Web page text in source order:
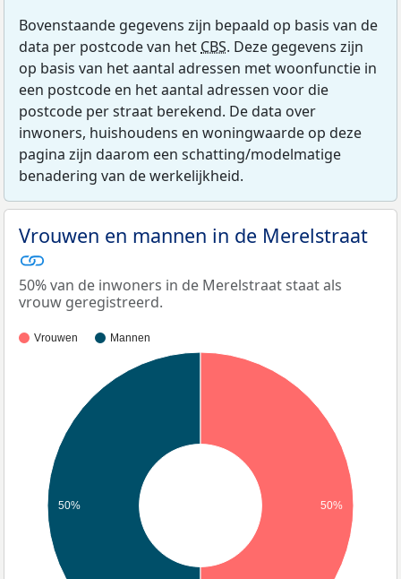
Bovenstaande gegevens zijn bepaald op basis van de
data per postcode van het CBS. Deze gegevens zijn
op basis van het aantal adressen met woonfunctie in
een postcode en het aantal adressen voor die
postcode per straat berekend. De data over
inwoners, huishoudens en woningwaarde op deze
pagina zijn daarom een schatting/modelmatige
benadering van de werkelijkheid.
Vrouwen en mannen in de Merelstraat
50% van de inwoners in de Merelstraat staat als
vrouw geregistreerd.
Vrouwen Mannen
50% 50%